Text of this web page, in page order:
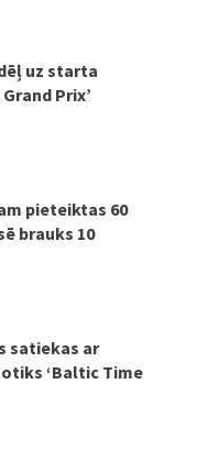
uz starta
Prix’
pieteiktas 60
brauks 10
satiekas ar
‘Baltic Time